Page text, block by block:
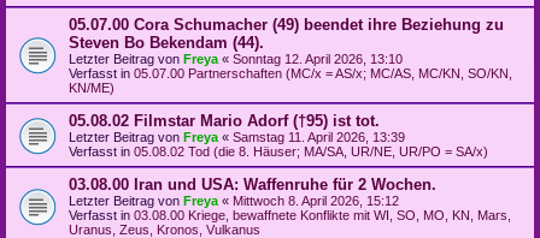
05.07.00 Cora Schumacher (49) beendet ihre Beziehung zu
Steven Bo Bekendam (44).
Letzter Beitrag von Freya « Sonntag 12. April 2026, 13:10
Verfasst in 05.07.00 Partnerschaften (MC/x = AS/x; MC/AS, MC/KN, SO/KN,
KN/ME)
05.08.02 Filmstar Mario Adorf (†95) ist tot.
Letzter Beitrag von Freya « Samstag 11. April 2026, 13:39
Verfasst in 05.08.02 Tod (die 8. Häuser; MA/SA, UR/NE, UR/PO = SA/x)
03.08.00 Iran und USA: Waffenruhe für 2 Wochen.
Letzter Beitrag von Freya « Mittwoch 8. April 2026, 15:12
Verfasst in 03.08.00 Kriege, bewaffnete Konflikte mit WI, SO, MO, KN, Mars,
Uranus, Zeus, Kronos, Vulkanus